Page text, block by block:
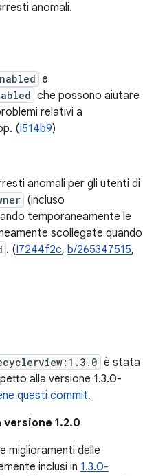
anomali.
e
che possono aiutare
relativi a
(I514b9)
anomali per gli utenti di
(incluso
temporaneamente le
scollegate quando
. (I7244f2c, b/265347515,
è stata
alla versione 1.3.0-
questi commit.
1.2.0
miglioramenti delle
inclusi in 1.3.0-